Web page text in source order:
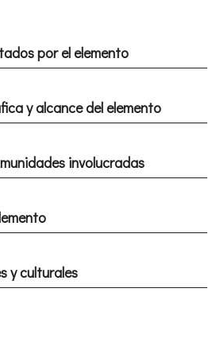
por el elemento
y alcance del elemento
involucradas
y culturales